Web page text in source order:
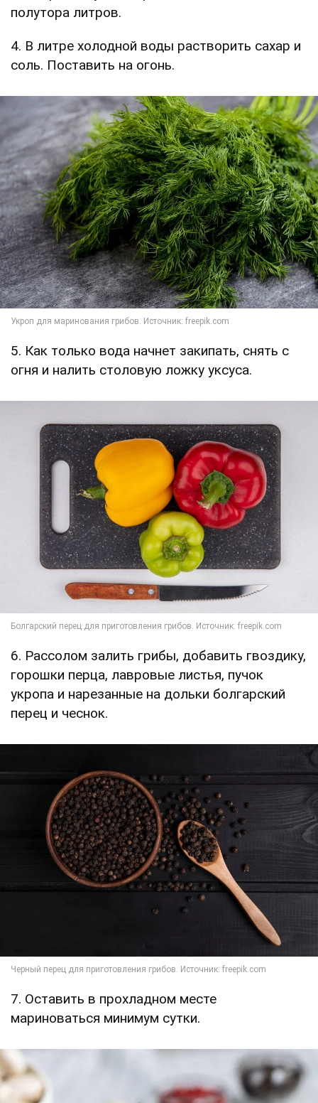
полутора литров.
4. В литре холодной воды растворить сахар и
соль. Поставить на огонь.
5. Как только вода начнет закипать, снять с
огня и налить столовую ложку уксуса.
6. Рассолом залить грибы, добавить гвоздику,
горошки перца, лавровые листья, пучок
укропа и нарезанные на дольки болгарский
перец и чеснок.
7. Оставить в прохладном месте
мариноваться минимум сутки.